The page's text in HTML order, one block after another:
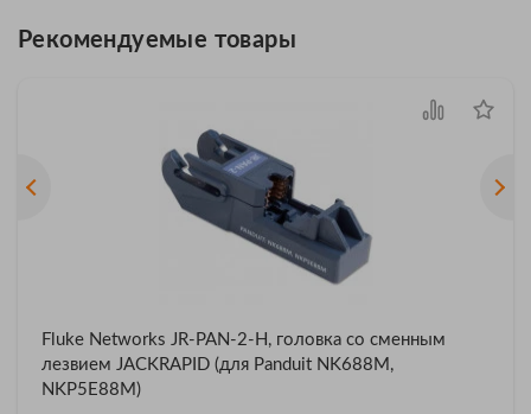
Рекомендуемые товары
Fluke Networks JR-PAN-2-H, головка со сменным
лезвием JACKRAPID (для Panduit NK688M,
NKP5E88M)